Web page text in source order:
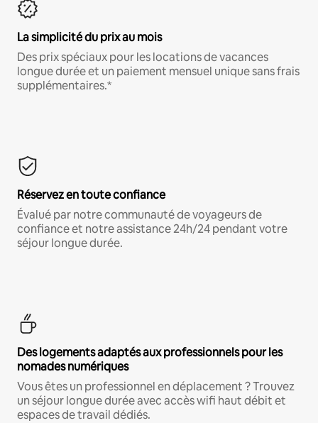
La simplicité du prix au mois
Des prix spéciaux pour les locations de vacances
longue durée et un paiement mensuel unique sans frais
supplémentaires.*
Réservez en toute confiance
Évalué par notre communauté de voyageurs de
confiance et notre assistance 24h/24 pendant votre
séjour longue durée.
Des logements adaptés aux professionnels pour les
nomades numériques
Vous êtes un professionnel en déplacement ? Trouvez
un séjour longue durée avec accès wifi haut débit et
espaces de travail dédiés.